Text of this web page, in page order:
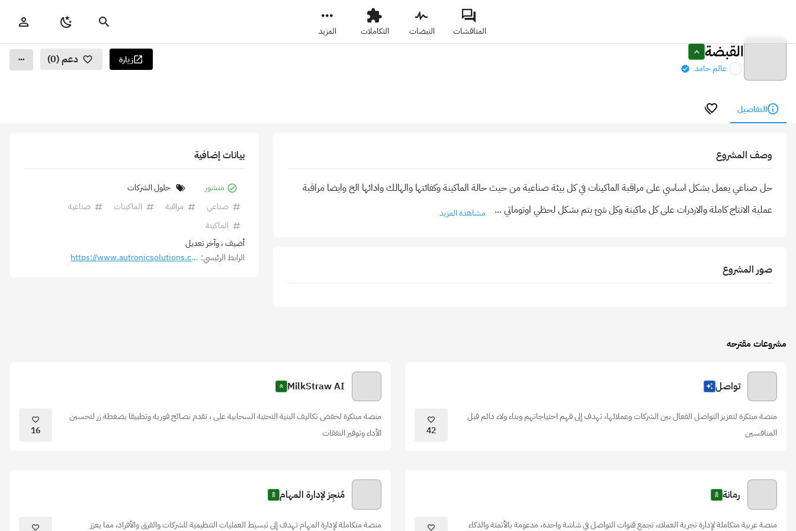
المناقشات النبضات التكاملات المزيد
القبضة
عالم حامد
زيارة دعم (0)
التفاصيل
وصف المشروع
حل صناعي يعمل بشكل اساسي على مراقبة الماكينات في كل بيئة صناعية من حيث حالة الماكينة وكفائتها والهالك وادائها الخ وايضا مراقبة
عملية الانتاج كاملة والاردرات على كل ماكينة وكل شئ يتم بشكل لحظي اوتوماتي ... مشاهدة المزيد
صور المشروع
بيانات إضافية
منشور
حلول الشركات
صناعي
مراقبة الماكينات
صناعية
الماكينة
أضيف، وآخر تعديل
الرابط الرئيسي: https://www.autronicsolutions.com/
مشروعات مقترحه
تواصل
منصة مبتكرة لتعزيز التواصل الفعال بين الشركات وعملائها، تهدف إلى فهم احتياجاتهم وبناء ولاء دائم قبل
المنافسين
42
MilkStraw AI
منصة مبتكرة لخفض تكاليف البنية التحتية السحابية على ، تقدم نصائح فورية وتطبيقا بضغطة زر لتحسين
الأداء وتوفير النفقات
16
رمانة
منصة عربية متكاملة لإدارة تجربة العملاء، تجمع قنوات التواصل في شاشة واحدة، مدعومة بالأتمتة والذكاء
مُنجِز لإدارة المهام
منصة متكاملة لإدارة المهام تهدف إلى تبسيط العمليات التنظيمية للشركات والفرق والأفراد، مما يعزز